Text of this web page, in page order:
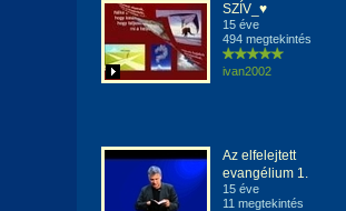
SZÍV_♥
15 éve
494 megtekintés
ivan2002
Az elfelejtett
evangélium 1.
15 éve
11 megtekintés